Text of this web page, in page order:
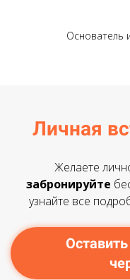
Основатель
Личная
Желаете
забронируйте
узнайте все